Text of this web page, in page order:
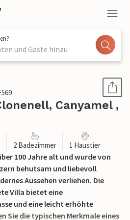
und Gäste hinzu
Canyamel ,
2 Badezimmer 1 Haustier
100 Jahre alt und wurde von
behutsam und liebevoll
Aussehen verliehen. Die
Villa bietet eine
und eine leicht erhöhte
Sie die typischen Merkmale eines